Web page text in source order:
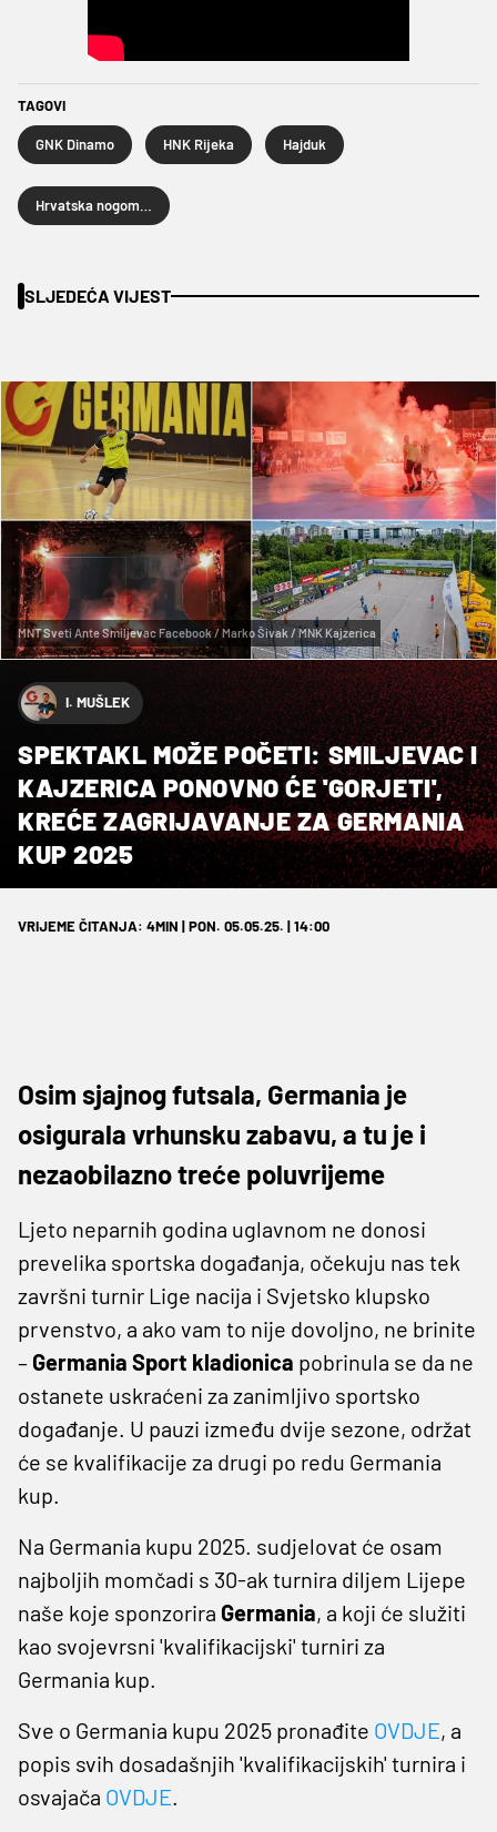
TAGOVI
GNK Dinamo HNK Rijeka Hajduk
SLJEDEĆA VIJEST
MNT Sveti Ante Smiljevac Facebook / Marko Šivak / MNK Kajzerica
I. MUŠLEK
SPEKTAKL MOŽE POČETI: SMILJEVAC I
KAJZERICA PONOVNO ĆE 'GORJETI',
KREĆE ZAGRIJAVANJE ZA GERMANIA
KUP 2025
VRIJEME ČITANJA: 4MIN | PON. 05.05.25. | 14:00
Osim sjajnog futsala, Germania je
osigurala vrhunsku zabavu, a tu je i
nezaobilazno treće poluvrijeme
Ljeto neparnih godina uglavnom ne donosi
prevelika sportska događanja, očekuju nas tek
završni turnir Lige nacija i Svjetsko klupsko
prvenstvo, a ako vam to nije dovoljno, ne brinite
– Germania Sport kladionica pobrinula se da ne
ostanete uskraćeni za zanimljivo sportsko
događanje. U pauzi između dvije sezone, održat
će se kvalifikacije za drugi po redu Germania
kup.
Na Germania kupu 2025. sudjelovat će osam
najboljih momčadi s 30-ak turnira diljem Lijepe
naše koje sponzorira Germania, a koji će služiti
kao svojevrsni 'kvalifikacijski' turniri za
Germania kup.
Sve o Germania kupu 2025 pronađite OVDJE, a
popis svih dosadašnjih 'kvalifikacijskih' turnira i
osvajača OVDJE.